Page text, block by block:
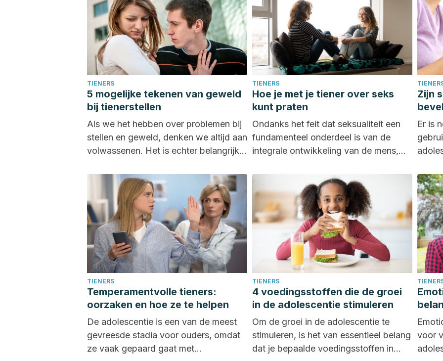
TIENERS
5 mogelijke tekenen van geweld
bij tienerstellen
Als we het hebben over problemen bij
stellen en geweld, denken we altijd aan
volwassenen. Het is echter belangrijk
TIENERS
Hoe je met je tiener over seks
kunt praten
Ondanks het feit dat seksualiteit een
fundamenteel onderdeel is van de
integrale ontwikkeling van de mens,
Zijn
Er is
TIENERS
Temperamentvolle tieners:
oorzaken en hoe ze te helpen
De adolescentie is een van de meest
gevreesde stadia voor ouders, omdat
ze vaak gepaard gaat met
TIENERS
4 voedingsstoffen die de groei
in de adolescentie stimuleren
Om de groei in de adolescentie te
stimuleren, is het van essentieel belang
dat je bepaalde voedingsstoffen in
voor